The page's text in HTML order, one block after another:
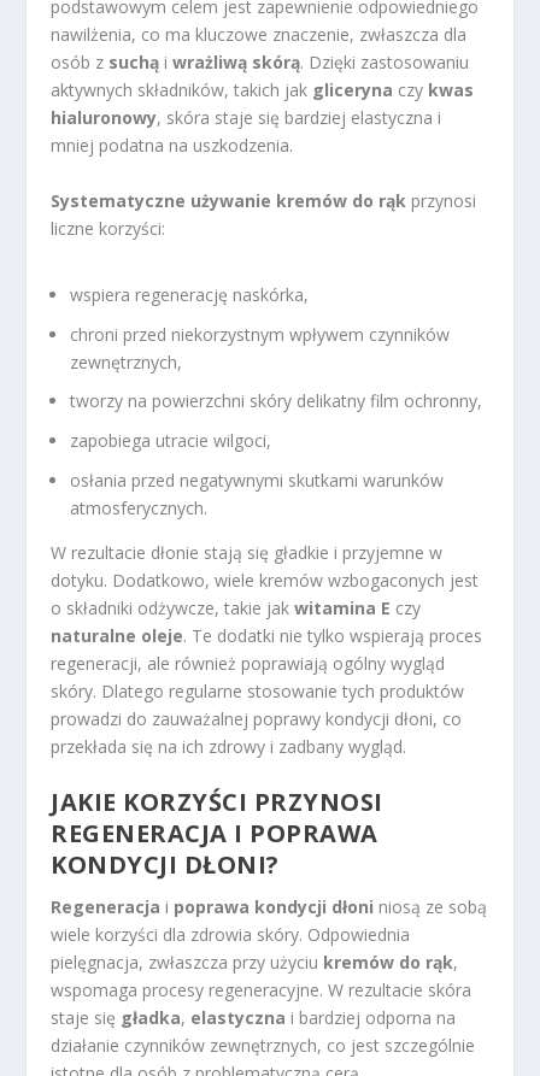
podstawowym celem jest zapewnienie odpowiedniego
nawilżenia, co ma kluczowe znaczenie, zwłaszcza dla
osób z suchą iwrażliwą skórą. Dzięki zastosowaniu
aktywnych składników, takich jak gliceryna czy kwas
hialuronowy, skóra staje się bardziej elastyczna i
mniej podatna na uszkodzenia.
Systematyczne używanie kremów do rąk przynosi
liczne korzyści:
wspiera regenerację naskórka,
chroni przed niekorzystnym wpływem czynników
zewnętrznych,
tworzy na powierzchni skóry delikatny film ochronny,
zapobiega utracie wilgoci,
osłania przed negatywnymi skutkami warunków
atmosferycznych.
W rezultacie dłonie stają się gładkie i przyjemne w
dotyku. Dodatkowo, wiele kremów wzbogaconych jest
o składniki odżywcze, takie jakwitamina E czy
naturalne oleje. Te dodatki nie tylko wspierają proces
regeneracji, ale również poprawiają ogólny wygląd
skóry. Dlatego regularne stosowanie tych produktów
prowadzi do zauważalnej poprawy kondycji dłoni, co
przekłada się na ich zdrowy i zadbany wygląd.
JAKIE KORZYŚCI PRZYNOSI
REGENERACJA I POPRAWA
KONDYCJI DŁONI?
Regeneracja i poprawa kondycji dłoni niosą ze sobą
wiele korzyści dla zdrowia skóry. Odpowiednia
pielęgnacja, zwłaszcza przy użyciu kremów do rąk,
wspomaga procesy regeneracyjne. W rezultacie skóra
staje się gładka, elastyczna i bardziej odporna na
działanie czynników zewnętrznych, co jest szczególnie